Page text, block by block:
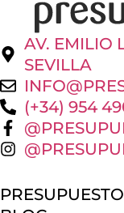
AV. EMILIO
SEVILLA
(+34) 954